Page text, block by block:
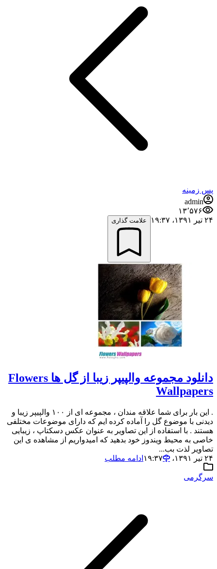
پس زمینه
admin
۱۳٬۵۷۶
۲۴ تیر ۱۳۹۱،‏ ۱۹:۳۷
علامت گذاری
دانلود مجموعه والپیپر زیبا از گل ها Flowers
Wallpapers
. این بار برای شما علاقه مندان ، مجموعه ای از ۱۰۰ والپیپر زیبا و
دیدنی با موضوع گل را آماده کرده ایم که دارای موضوعات مختلفی
هستند . با استفاده از این تصاویر به عنوان عکس دسکتاپ ، زیبایی
خاصی به محیط ویندوز خود بدهید که امیدواریم از مشاهده ی این
تصاویر لذت بب...
۲۴ تیر ۱۳۹۱،‏ ۱۹:۳۷
ادامه مطلب
سرگرمی